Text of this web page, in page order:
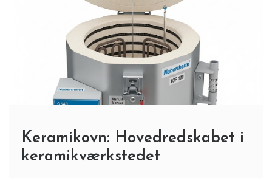
Keramikovn: Hovedredskabet i
keramikværkstedet